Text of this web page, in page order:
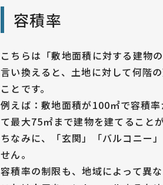
容積率
こちらは「敷地面積に対する建物
言い換えると、土地に対して何階
ことです。
例えば：敷地面積が100㎡で容積
て最大75㎡まで建物を建てること
ちなみに、「玄関」「バルコニー
せん。
容積率の制限も、地域によって異